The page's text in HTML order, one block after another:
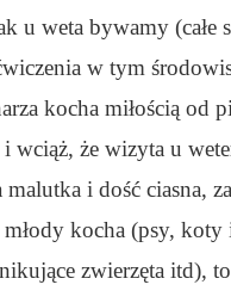
u weta bywamy
w tym
kocha miłością od
wciąż, że wizyta u
i dość ciasna,
kocha (psy,
zwierzęta itd),